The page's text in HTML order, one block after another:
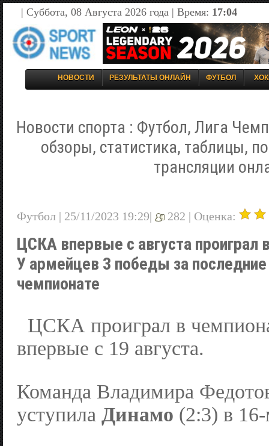
| Суббота, 08 Августа 2026 года | Время: 17:04
НОВОСТИ РЕЗУЛЬТАТЫ ОНЛАЙН ФУТБОЛ
Новости спорта : Футбол, Лига
обзоры, статистика, таблицы,
трансляции
Футбол | 25/11/2023 19:29| 282 | Оценка:
ЦСКА впервые с августа
У армейцев 3 победы за
чемпионате
ЦСКА проиграл в
впервые с 19 августа.
Команда Владимира
уступила Динамо (2:3) в